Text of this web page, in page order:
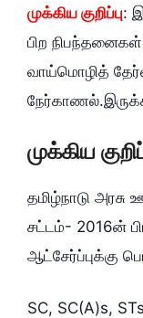
முக்கிய குறிப்பு:
பிற
வாய்மொழித்
முக்கிய
தமிழ்நாடு
சட்டம்- 2016ன்
ஆட்சேர்ப்புக்கு
SC, SC(A)s,